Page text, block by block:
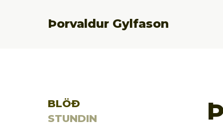
Þorvaldur Gylfason
BLÖÐ
STUNDIN